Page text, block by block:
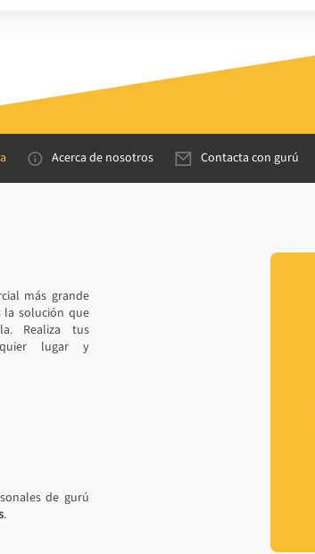
Acerca de nosotros Contacta con gurú
más grande
la solución que
Realiza tus
lugar y
de gurú
.